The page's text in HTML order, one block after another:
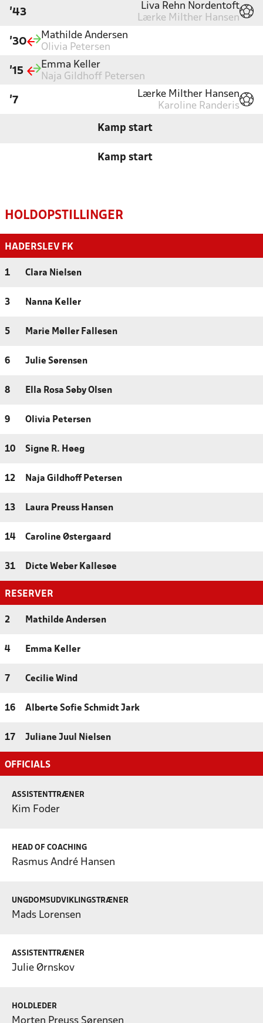
'43
Liva Rehn Nordentoft
Lærke Milther Hansen
'30
Mathilde Andersen
Olivia Petersen
'15
Emma Keller
Naja Gildhoff Petersen
'7
Lærke Milther Hansen
Karoline Randeris
Kamp start
Kamp start
HOLDOPSTILLINGER
HADERSLEV FK
1 Clara Nielsen
3 Nanna Keller
5 Marie Møller Fallesen
6 Julie Sørensen
8 Ella Rosa Søby Olsen
9 Olivia Petersen
10 Signe R. Høeg
12 Naja Gildhoff Petersen
13 Laura Preuss Hansen
14 Caroline Østergaard
31 Dicte Weber Kallesøe
RESERVER
2 Mathilde Andersen
4 Emma Keller
7 Cecilie Wind
16 Alberte Sofie Schmidt Jark
17 Juliane Juul Nielsen
OFFICIALS
ASSISTENTTRÆNER
Kim Foder
HEAD OF COACHING
Rasmus André Hansen
UNGDOMSUDVIKLINGSTRÆNER
Mads Lorensen
ASSISTENTTRÆNER
Julie Ørnskov
HOLDLEDER
Morten Preuss Sørensen